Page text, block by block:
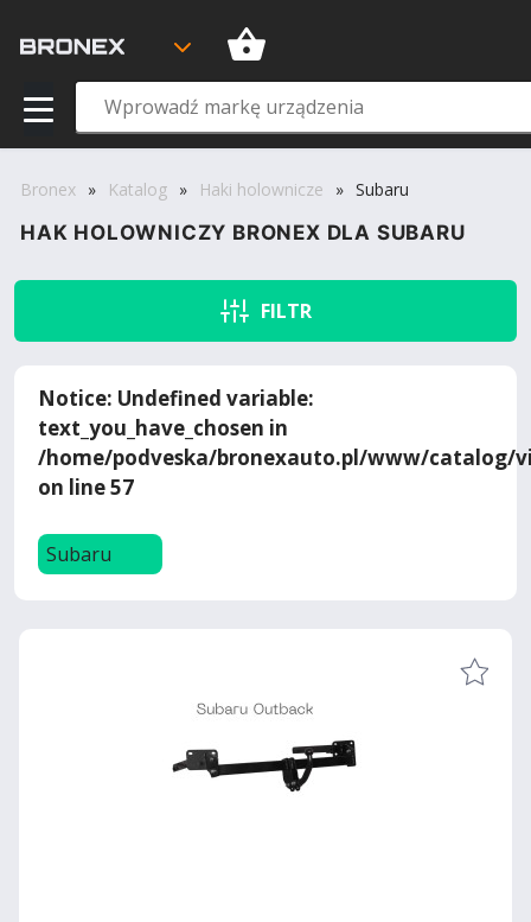
Bronex » Katalog » Haki holownicze » Subaru
HAK HOLOWNICZY BRONEX DLA SUBARU
FILTR
Notice: Undefined variable:
text_you_have_chosen in
/home/podveska/bronexauto.pl/www/catalog/
on line57
Subaru